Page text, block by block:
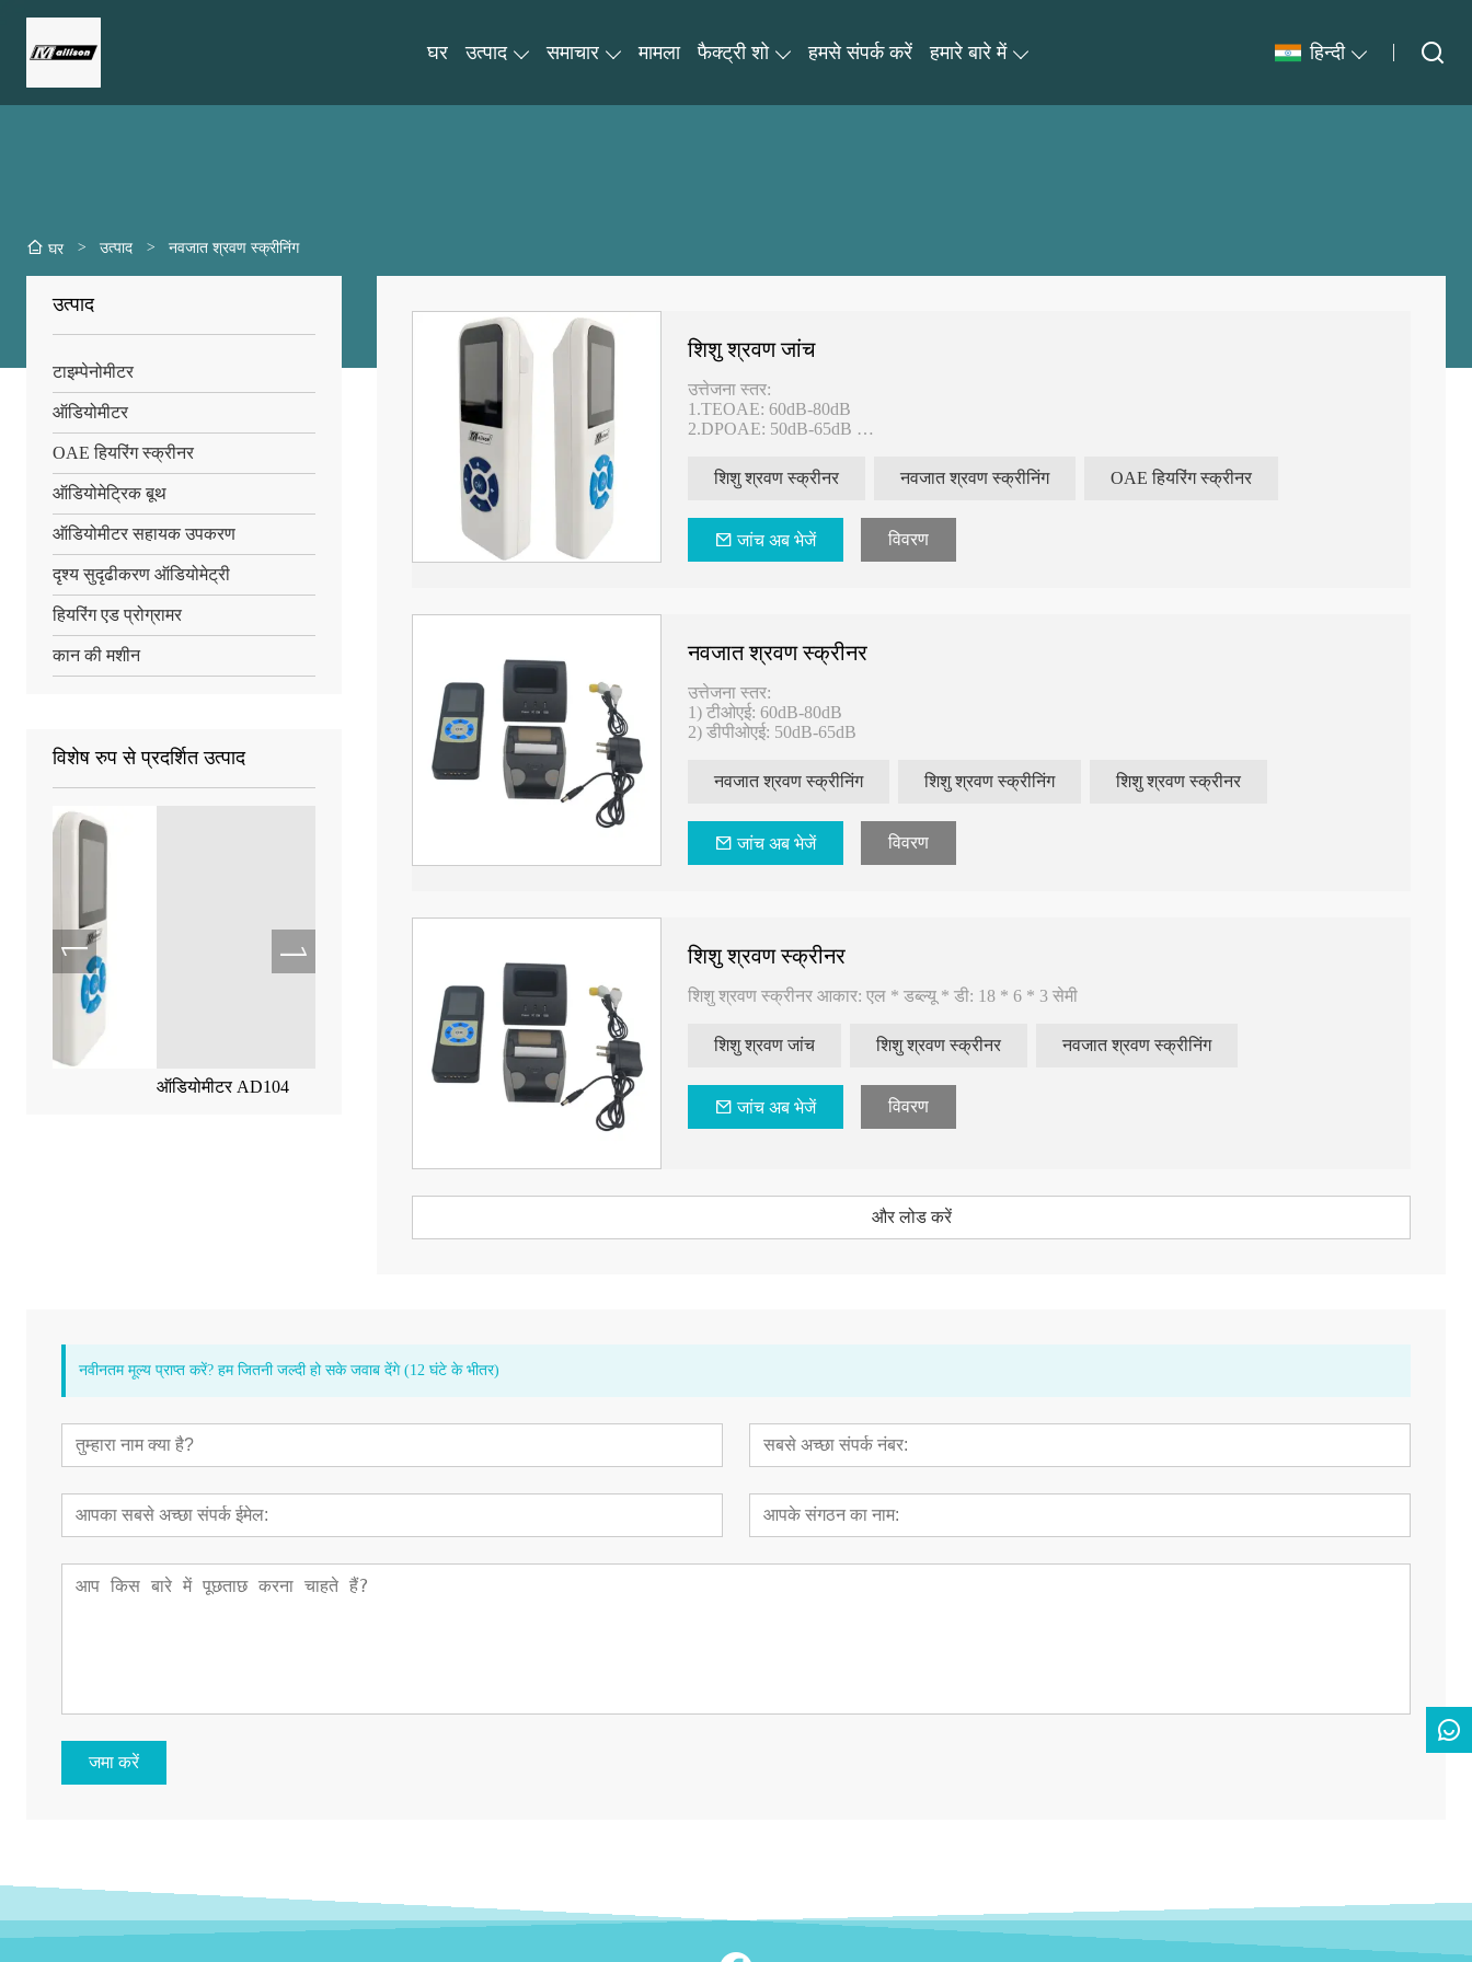
घर उत्पाद समाचार मामला फैक्ट्री शो हमसे संपर्क करें हमारे बारे में हिन्दी
घर > उत्पाद > नवजात श्रवण स्क्रीनिंग
उत्पाद
टाइम्पेनोमीटर
ऑडियोमीटर
OAE हियरिंग स्क्रीनर
ऑडियोमेट्रिक बूथ
ऑडियोमीटर सहायक उपकरण
दृश्य सुदृढीकरण ऑडियोमेट्री
हियरिंग एड प्रोग्रामर
कान की मशीन
विशेष रुप से प्रदर्शित उत्पाद
ऑडियोमीटर AD104 मध्य-कान विश्लेषक ऑडियोमीटर AD100 ऑडियोमेट्रिक बूथ
शिशु श्रवण जांच
उत्तेजना स्तर:
1.TEOAE: 60dB-80dB
2.DPOAE: 50dB-65dB
शिशु श्रवण जांच
होस्ट डिवाइस, जांच, आधार, एडेप्टर, इयरप्लग
शिशु श्रवण स्क्रीनर नवजात श्रवण स्क्रीनिंग OAE हियरिंग स्क्रीनर
जांच अब भेजें विवरण
नवजात श्रवण स्क्रीनर
उत्तेजना स्तर:
1) टीओएई: 60dB-80dB
2) डीपीओएई: 50dB-65dB
नवजात श्रवण स्क्रीनिंग शिशु श्रवण स्क्रीनिंग शिशु श्रवण स्क्रीनर
जांच अब भेजें विवरण
शिशु श्रवण स्क्रीनर
शिशु श्रवण स्क्रीनर आकार: एल * डब्ल्यू * डी: 18 * 6 * 3 सेमी
शिशु श्रवण जांच शिशु श्रवण स्क्रीनर नवजात श्रवण स्क्रीनिंग
जांच अब भेजें विवरण
और लोड करें
नवीनतम मूल्य प्राप्त करें? हम जितनी जल्दी हो सके जवाब देंगे (12 घंटे के भीतर)
जमा करें